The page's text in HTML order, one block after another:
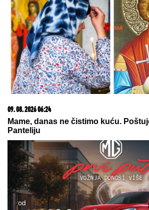
NOVE TENZIJE
GRENLANDA I SAD:
upozorenje Trampu
(VIDEO) TRUDNA
LUKU NA PINK
ljube u kolima, ne
pred porođaj